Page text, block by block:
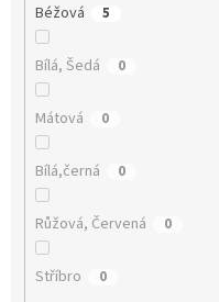
Béžová 5
Bílá, Šedá 0
Mátová 0
Bílá,černá 0
Růžová, Červená 0
Stříbro 0